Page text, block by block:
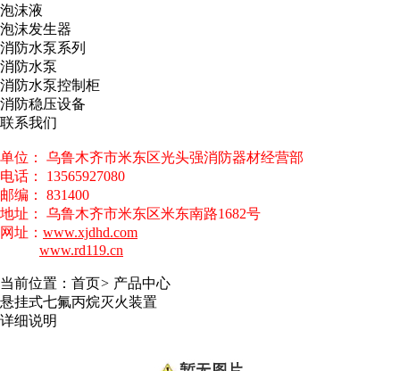
泡沫液
泡沫发生器
消防水泵系列
消防水泵
消防水泵控制柜
消防稳压设备
联系我们
单位： 乌鲁木齐市米东区光头强消防器材经营部
电话： 13565927080
邮编： 831400
地址： 乌鲁木齐市米东区米东南路1682号
网址： www.xjdhd.com
www.rd119.cn
当前位置： 首页> 产品中心
悬挂式七氟丙烷灭火装置
详细说明